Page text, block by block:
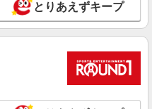
詳細を見る
〜247,000円（年齢・経験等に
とりあえずキープ